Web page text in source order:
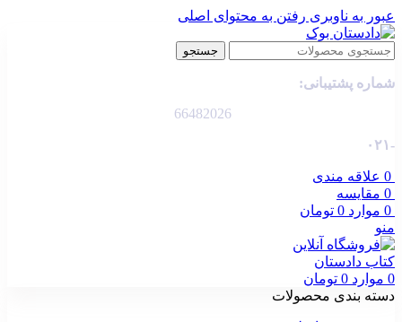
عبور به ناوبری رفتن به محتوای اصلی
جستجو
شماره پشتیبانی:
66482026
-۰۲۱
0 علاقه مندی
0 مقایسه
0 موارد 0 تومان
منو
0 موارد 0 تومان
دسته بندی محصولات